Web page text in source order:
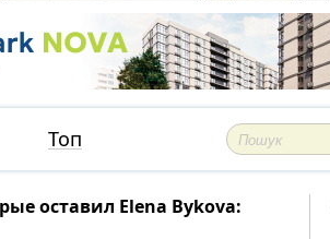
Топ
оставил Elena Bykova: